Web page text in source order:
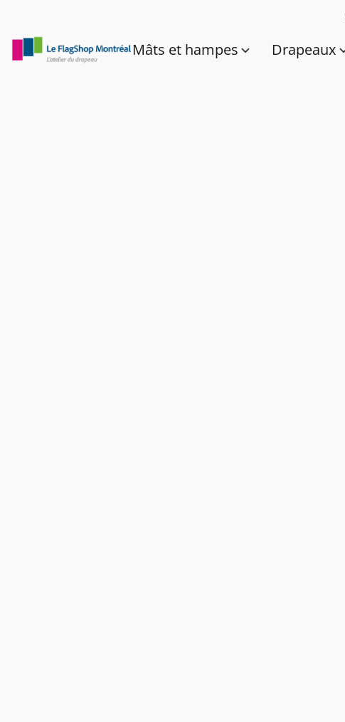
Mâts et hampes Drapeaux